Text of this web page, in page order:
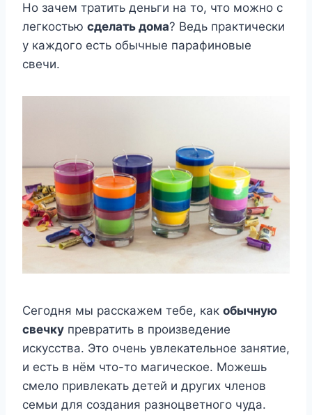
Но зачем тратить деньги на то, что можно с
легкостью сделать дома? Ведь практически
у каждого есть обычные парафиновые
свечи.
Сегодня мы расскажем тебе, как обычную
свечку превратить в произведение
искусства. Это очень увлекательное занятие,
и есть в нём что-то магическое. Можешь
смело привлекать детей и других членов
семьи для создания разноцветного чуда.